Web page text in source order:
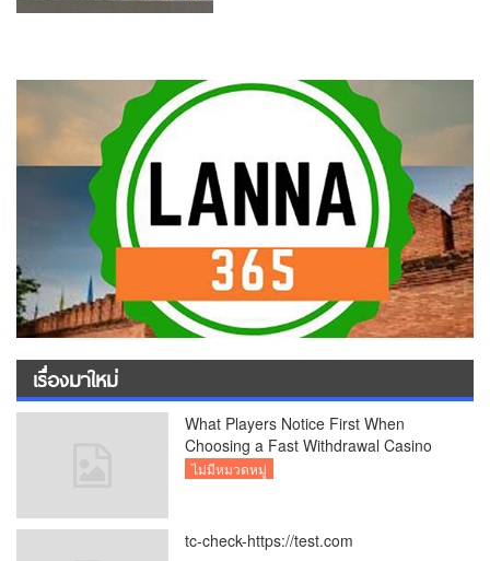
เรื่องมาใหม่
What Players Notice First When
Choosing a Fast Withdrawal Casino
UK
ไม่มีหมวดหมู่
tc-check-https://test.com